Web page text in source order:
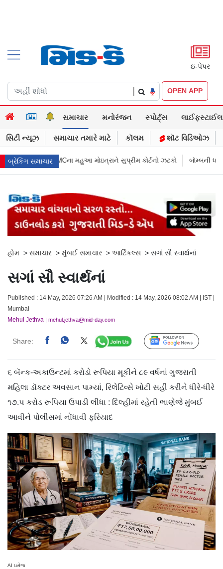
ઇ-પેપર
OPEN APP
સમાચાર મનોરંજન સ્પોર્ટ્સ લાઈફસ્ટાઈલ
સિટી ન્યૂઝ સમાચાર તમારે માટે કૉલમ શૉટ વિડિઓઝ
બ્રેકિંગ સમાચાર
કોર્ટનો ઝટકો બૉમ્બની ધમકી બાદ મુંબઈમાં હાઈ ઍલર્ટ: શહેરની
હોમ > સમાચાર > મુંબઈ સમાચાર > આર્ટિકલ્સ > સગાં સૌ સ્વાર્થનાં
સગાં સૌ સ્વાર્થનાં
Published : 14 May, 2026 07:26 AM | Modified : 14 May, 2026 08:02 AM | IST |
Mumbai
Mehul Jethva | mehul.jethva@mid-day.com
Share: Follow Us
૬ બૅન્ક-અકાઉન્ટમાં કરોડો રૂપિયા મૂકીને ૮૯ વર્ષનાં ગુજરાતી
મહિલા ડૉક્ટર અવસાન પામ્યાં, રિલેટિવ્સે ખોટી સહી કરીને ધીરે-ધીરે
૧૭.૫ કરોડ રૂપિયા ઉપાડી લીધા : દિલ્હીમાં રહેતી ભાણેજે મુંબઈ
આવીને પોલીસમાં નોંધાવી ફરિયાદ
AI ઇમેજ